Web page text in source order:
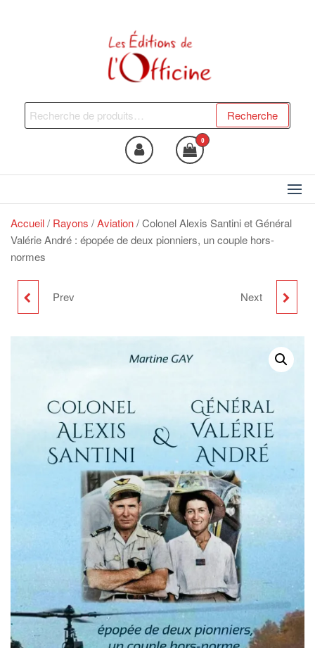
Les Editions de l'Officine
du bien !
Recherche
pour :
Recherche
0
Accueil/ Rayons /Aviation/ Colonel Alexis Santini et Général
Valérie André : épopée de deux pionniers, un couple hors-
normes
COMPTOIRS FRANÇAIS
AUX INDES
Prev VERDUN, L'ÂME DU
Next